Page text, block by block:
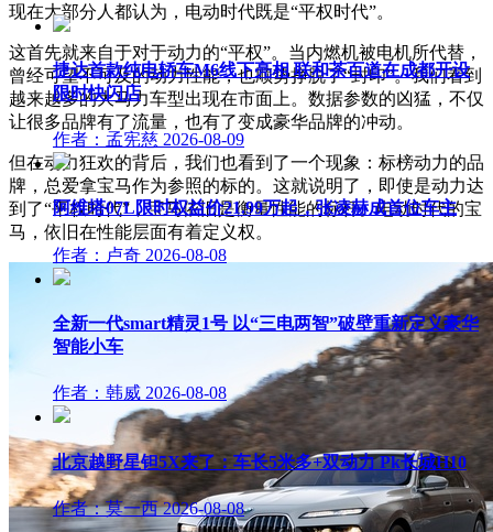
现在大部分人都认为，电动时代既是“平权时代”。
这首先就来自于对于动力的“平权”。当内燃机被电机所代替，
曾经可望不可及的动力性能，也顺势挣脱了“封印”。我们看到
越来越多的大马力车型出现在市面上。数据参数的凶猛，不仅
让很多品牌有了流量，也有了变成豪华品牌的冲动。
但在动力狂欢的背后，我们也看到了一个现象：标榜动力的品
牌，总爱拿宝马作为参照的标的。这就说明了，即使是动力达
到了“平权时代”，宝马依旧是衡量性能的标杆。电动时代的宝
马，依旧在性能层面有着定义权。
捷达首款纯电轿车M6线下亮相 联和茶百道在成都开设
限时快闪店
作者：孟宪慈 2026-08-09
阿维塔07L限时权益价21.99万起，张凌赫成首位车主
作者：卢奇 2026-08-08
全新一代smart精灵1号 以“三电两智”破壁重新定义豪华
智能小车
作者：韩威 2026-08-08
北京越野星钽5X来了：车长5米多+双动力 Pk长城H10
作者：莫一西 2026-08-08